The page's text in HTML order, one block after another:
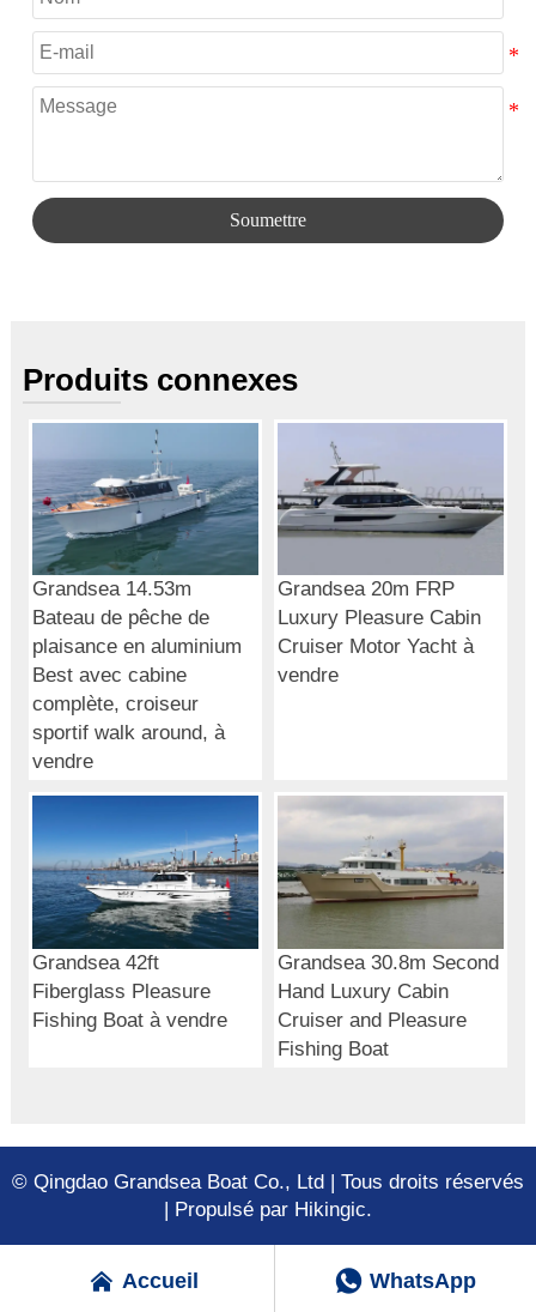
Soumettre
Produits connexes
Grandsea 14.53m
Bateau de pêche de
plaisance en aluminium
Best avec cabine
complète, croiseur
sportif walk around, à
vendre
Grandsea 20m FRP
Luxury Pleasure Cabin
Cruiser Motor Yacht à
vendre
Grandsea 42ft
Fiberglass Pleasure
Fishing Boat à vendre
Grandsea 30.8m Second
Hand Luxury Cabin
Cruiser and Pleasure
Fishing Boat
© Qingdao Grandsea Boat Co., Ltd | Tous droits réservés
| Propulsé par Hikingic.
 Accueil  WhatsApp